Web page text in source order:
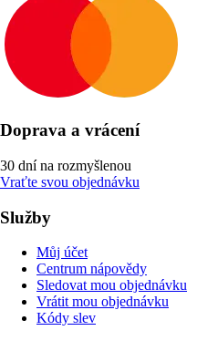
Doprava a vrácení
30 dní na rozmyšlenou
Vraťte svou objednávku
Služby
Můj účet
Centrum nápovědy
Sledovat mou objednávku
Vrátit mou objednávku
Kódy slev